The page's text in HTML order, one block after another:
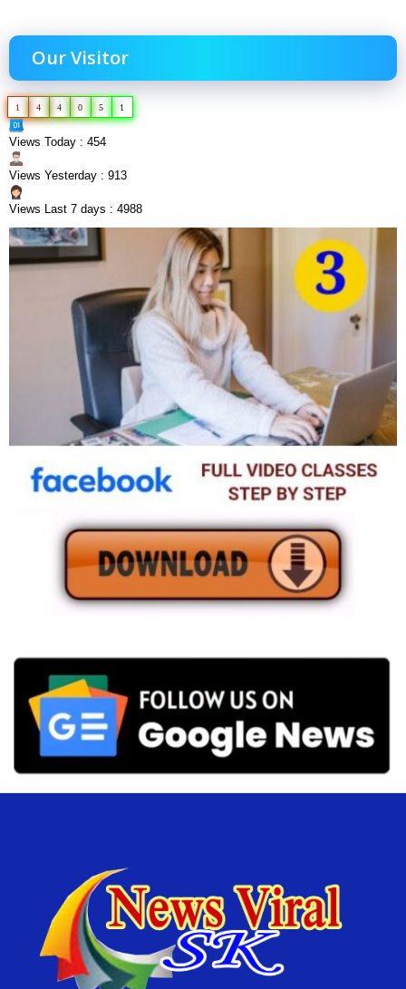
Our Visitor
1 4 4 0 5 1
Views Today : 454
Views Yesterday : 913
Views Last 7 days : 4988